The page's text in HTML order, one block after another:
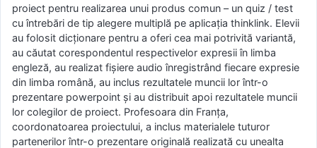
proiect pentru realizarea unui produs comun – un quiz / test
cu întrebări de tip alegere multiplă pe aplicația thinklink. Elevii
au folosit dicționare pentru a oferi cea mai potrivită variantă,
au căutat corespondentul respectivelor expresii în limba
engleză, au realizat fișiere audio înregistrând fiecare expresie
din limba română, au inclus rezultatele muncii lor într-o
prezentare powerpoint și au distribuit apoi rezultatele muncii
lor colegilor de proiect. Profesoara din Franța,
coordonatoarea proiectului, a inclus materialele tuturor
partenerilor într-o prezentare originală realizată cu unealta